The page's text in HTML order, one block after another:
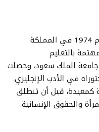
كما ولدت هلا بنت مزيد التويجري عام 1974 في المملكة
بالتعليم
الملك سعود، وحصلت
في الأدب الإنجليزي.
كمعيدة، قبل أن تنطلق
والحقوق الإنسانية.